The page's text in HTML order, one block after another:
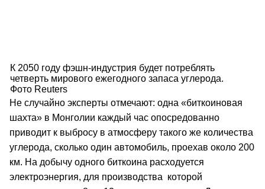
К 2050 году фэшн-индустрия будет потреблять
четверть мирового ежегодного запаса углерода.
Фото Reuters
Не случайно эксперты отмечают: одна «биткоиновая
шахта» в Монголии каждый час опосредованно
приводит к выбросу в атмосферу такого же количества
углерода, сколько один автомобиль, проехав около 200
км. На добычу одного биткоина расходуется
электроэнергия, для производства которой